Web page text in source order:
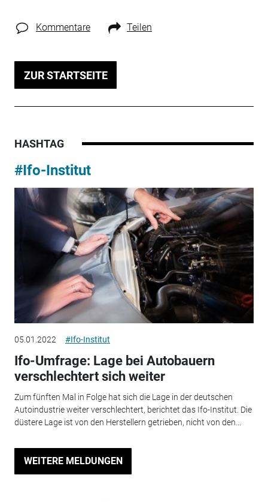
Kommentare Teilen
ZUR STARTSEITE
HASHTAG
#Ifo-Institut
05.01.2022 #Ifo-Institut
Ifo-Umfrage: Lage bei Autobauern
verschlechtert sich weiter
Zum fünften Mal in Folge hat sich die Lage in der deutschen
Autoindustrie weiter verschlechtert, berichtet das Ifo-Institut. Die
düstere Lage ist von den Herstellern getrieben, nicht von den...
WEITERE MELDUNGEN